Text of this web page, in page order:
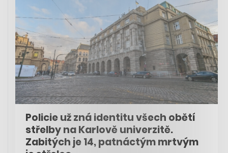
Policie už zná identitu všech obětí
střelby na Karlově univerzitě.
Zabitých je 14, patnáctým mrtvým